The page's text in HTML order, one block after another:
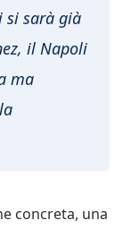
si sarà già
il Napoli
ma
concreta, una